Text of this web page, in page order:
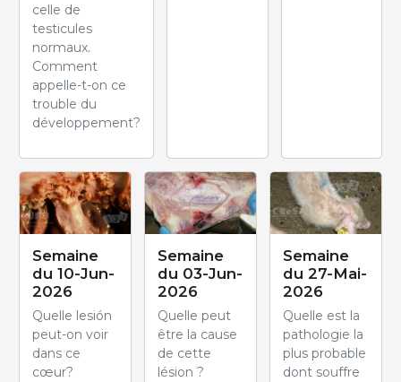
celle de
testicules
normaux.
Comment
appelle-t-on ce
trouble du
développement?
Semaine
du 10-Jun-
2026
Quelle lesión
peut-on voir
dans ce
cœur?
Semaine
du 03-Jun-
2026
Quelle peut
être la cause
de cette
lésion ?
Semaine
du 27-Mai-
2026
Quelle est la
pathologie la
plus probable
dont souffre